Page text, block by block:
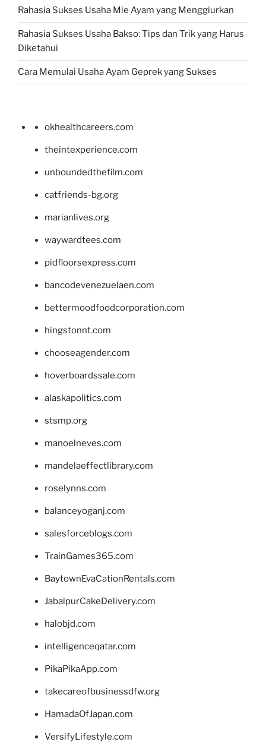
Rahasia Sukses Usaha Mie Ayam yang Menggiurkan
Rahasia Sukses Usaha Bakso: Tips dan Trik yang Harus
Diketahui
Cara Memulai Usaha Ayam Geprek yang Sukses
okhealthcareers.com
theintexperience.com
unboundedthefilm.com
catfriends-bg.org
marianlives.org
waywardtees.com
pidfloorsexpress.com
bancodevenezuelaen.com
bettermoodfoodcorporation.com
hingstonnt.com
chooseagender.com
hoverboardssale.com
alaskapolitics.com
stsmp.org
manoelneves.com
mandelaeffectlibrary.com
roselynns.com
balanceyoganj.com
salesforceblogs.com
TrainGames365.com
BaytownEvaCationRentals.com
JabalpurCakeDelivery.com
halobjd.com
intelligenceqatar.com
PikaPikaApp.com
takecareofbusinessdfw.org
HamadaOfJapan.com
VersifyLifestyle.com